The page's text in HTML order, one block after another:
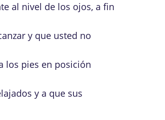
al nivel de los ojos, a fin
y que usted no
los pies en posición
y a que sus